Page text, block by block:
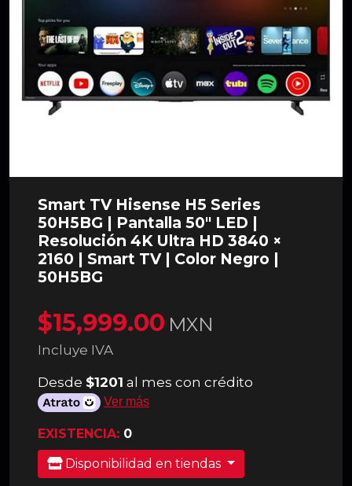
Smart TV Hisense H5 Series
50H5BG | Pantalla 50" LED |
Resolución 4K Ultra HD 3840 ×
2160 | Smart TV | Color Negro |
50H5BG
$15,999.00 MXN
Incluye IVA
Desde $1201 al mes con crédito
Ver más
EXISTENCIA: 0
Disponibilidad en tiendas